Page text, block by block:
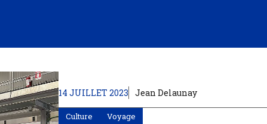
14 JUILLET 2023 Jean Delaunay
Culture Voyage